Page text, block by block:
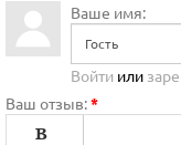
Ваше имя:
Войти или
Ваш отзыв:*
